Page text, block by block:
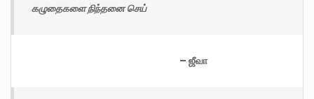
கழுதைகளை நிந்தனை செய்
– ஜீவா